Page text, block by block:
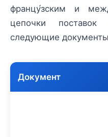
францу́зским и
цепочки поставок
следующие
Документ